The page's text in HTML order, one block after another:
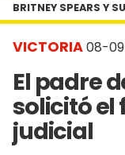
VICTORIA08-
El padre
solicitó el
judicial
BRITNEY SPEARS Y